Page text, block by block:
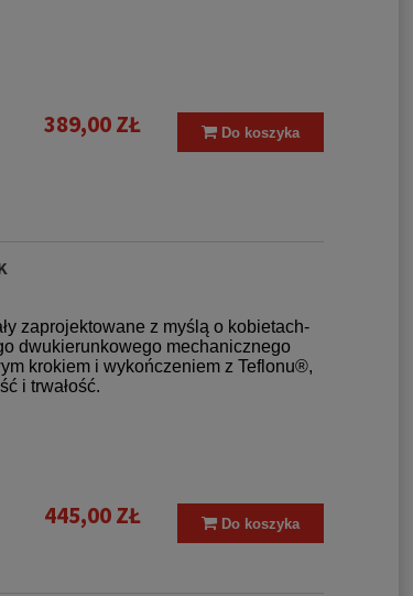
389,00 ZŁ Do koszyka
zaprojektowane z myślą o kobietach-
dwukierunkowego mechanicznego
krokiem i wykończeniem z Teflonu®,
i trwałość.
445,00 ZŁ Do koszyka